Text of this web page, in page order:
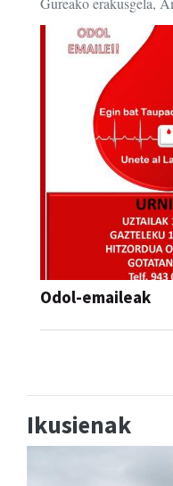
Odol-emaileak
Ikusienak